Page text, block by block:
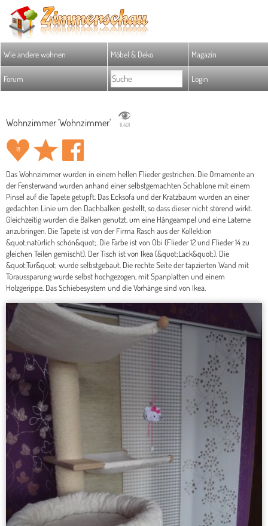
Wie andere wohnen Möbel & Deko Magazin
Forum Login
Wohnzimmer 'Wohnzimmer' 11.401
18
Das Wohnzimmer wurden in einem hellen Flieder gestrichen. Die Ornamente an
der Fensterwand wurden anhand einer selbstgemachten Schablone mit einem
Pinsel auf die Tapete getupft. Das Ecksofa und der Kratzbaum wurden an einer
gedachten Linie um den Dachbalken gestellt, so dass dieser nicht störend wirkt.
Gleichzeitig wurden die Balken genutzt, um eine Hängeampel und eine Laterne
anzubringen. Die Tapete ist von der Firma Rasch aus der Kollektion
&quot;natürlich schön&quot;. Die Farbe ist von Obi (Flieder 12 und Flieder 14 zu
gleichen Teilen gemischt). Der Tisch ist von Ikea (&quot;Lack&quot;). Die
&quot;Tür&quot; wurde selbstgebaut. Die rechte Seite der tapzierten Wand mit
Türaussparung wurde selbst hochgezogen, mit Spanplatten und einem
Holzgerippe. Das Schiebesystem und die Vorhänge sind von Ikea.